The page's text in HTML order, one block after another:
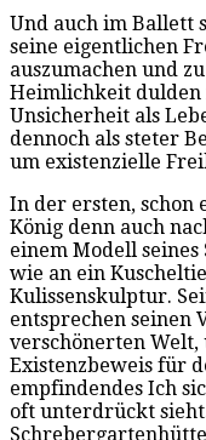
Und auch im Ballett
seine eigentlichen
auszumachen und
Heimlichkeit dulden
Unsicherheit als
dennoch als steter
um existenzielle
In der ersten, schon
König denn auch
einem Modell seines
wie an ein
Kulissenskulptur.
entsprechen seinen
verschönerten Welt,
Existenzbeweis für
empfindendes Ich
oft unterdrückt